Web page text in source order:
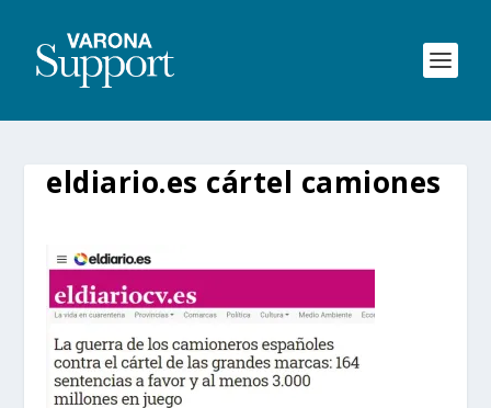
eldiario.es cártel camiones